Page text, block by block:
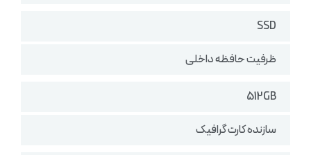
SSD
ظرفیت حافظه داخلی
512GB
سازنده کارت گرافیک